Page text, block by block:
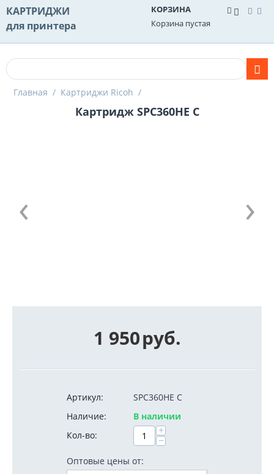
КАРТРИДЖИ
для принтера
КОРЗИНА
Корзина пустая
Главная / Картриджи Ricoh /
Картридж SPC360HE C
1 950руб.
Артикул:
SPC360HE C
Наличие:
В наличии
Кол-во:
+
−
Оптовые цены от: